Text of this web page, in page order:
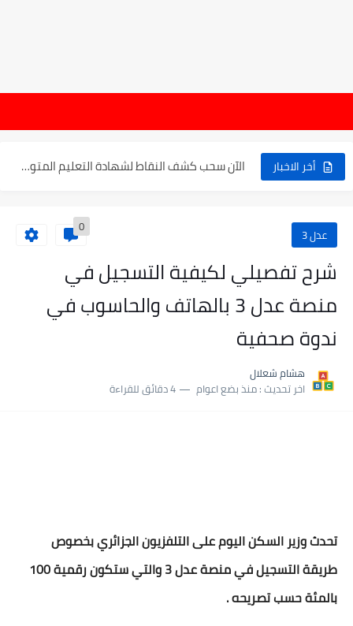
أخر الاخبار
الإعلان عن نتائج بكالوريا 2025 في الجزائر يوم 20...
الآن سحب كشف النقاط لشهادة التعليم المتوسط 2025
حساب معدل شهادة التعليم المتوسط بيام 2025
عدل 3 0
شرح تفصيلي لكيفية التسجيل في
منصة عدل 3 بالهاتف والحاسوب في
ندوة صحفية
هشام شعلال
اخر تحديث :منذ بضع اعوام 4 دقائق للقراءة
تحدث وزير السكن اليوم على التلفزيون الجزائري بخصوص
طريقة التسجيل في منصة عدل 3 والتي ستكون رقمية 100
بالمئة حسب تصريحه .